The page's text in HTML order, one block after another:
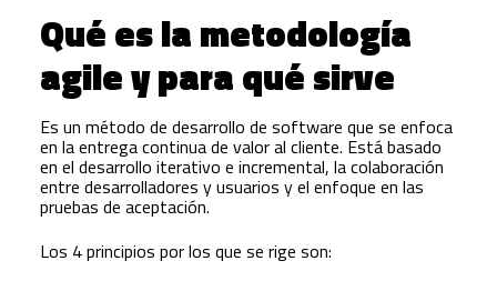
Qué es la metodología
agile y para qué sirve
Es un método de desarrollo de software que se enfoca
en la entrega continua de valor al cliente. Está basado
en el desarrollo iterativo e incremental, la colaboración
entre desarrolladores y usuarios y el enfoque en las
pruebas de aceptación.
Los 4 principios por los que se rige son: